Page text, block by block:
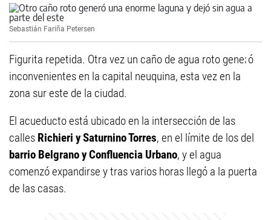
Sebastián Fariña Petersen
Figurita repetida. Otra vez un caño de agua roto generó
inconvenientes en la capital neuquina, esta vez en la
zona sur este de la ciudad.
El acueducto está ubicado en la intersección de las
calles Richieri y Saturnino Torres, en el límite de los del
barrio Belgrano y Confluencia Urbano, y el agua
comenzó expandirse y tras varios horas llegó a la puerta
de las casas.